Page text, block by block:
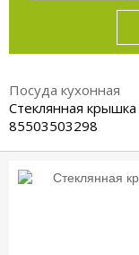
Посуда кухонная
Стеклянная
85503503298